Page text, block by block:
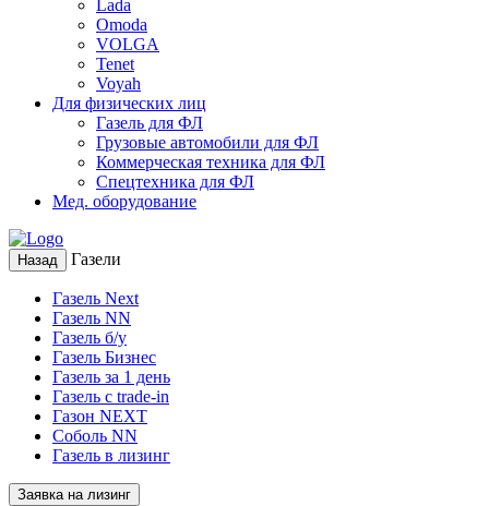
Lada
Omoda
VOLGA
Tenet
Voyah
Для физических лиц
Газель для ФЛ
Грузовые автомобили для ФЛ
Коммерческая техника для ФЛ
Спецтехника для ФЛ
Мед. оборудование
Назад Газели
Газель Next
Газель NN
Газель б/у
Газель Бизнес
Газель за 1 день
Газель с trade-in
Газон NEXT
Соболь NN
Газель в лизинг
Заявка на лизинг